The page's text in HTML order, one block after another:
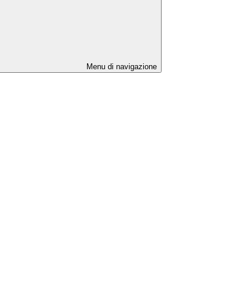
Menu di navigazione